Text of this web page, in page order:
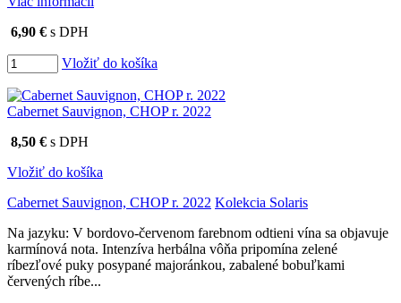
6,90 € s DPH
Vložiť do košíka
Cabernet Sauvignon, CHOP r. 2022
8,50 € s DPH
Vložiť do košíka
Cabernet Sauvignon, CHOP r. 2022 Kolekcia Solaris
Na jazyku: V bordovo-červenom farebnom odtieni vína sa objavuje
karmínová nota. Intenzíva herbálna vôňa pripomína zelené
ríbezľové puky posypané majoránkou, zabalené bobuľkami
červených ríbe...